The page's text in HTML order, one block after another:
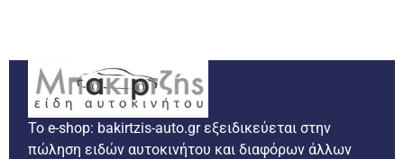
Το e-shop: bakirtzis-auto.gr εξειδικεύεται στην
πώληση ειδών αυτοκινήτου και διαφόρων άλλων